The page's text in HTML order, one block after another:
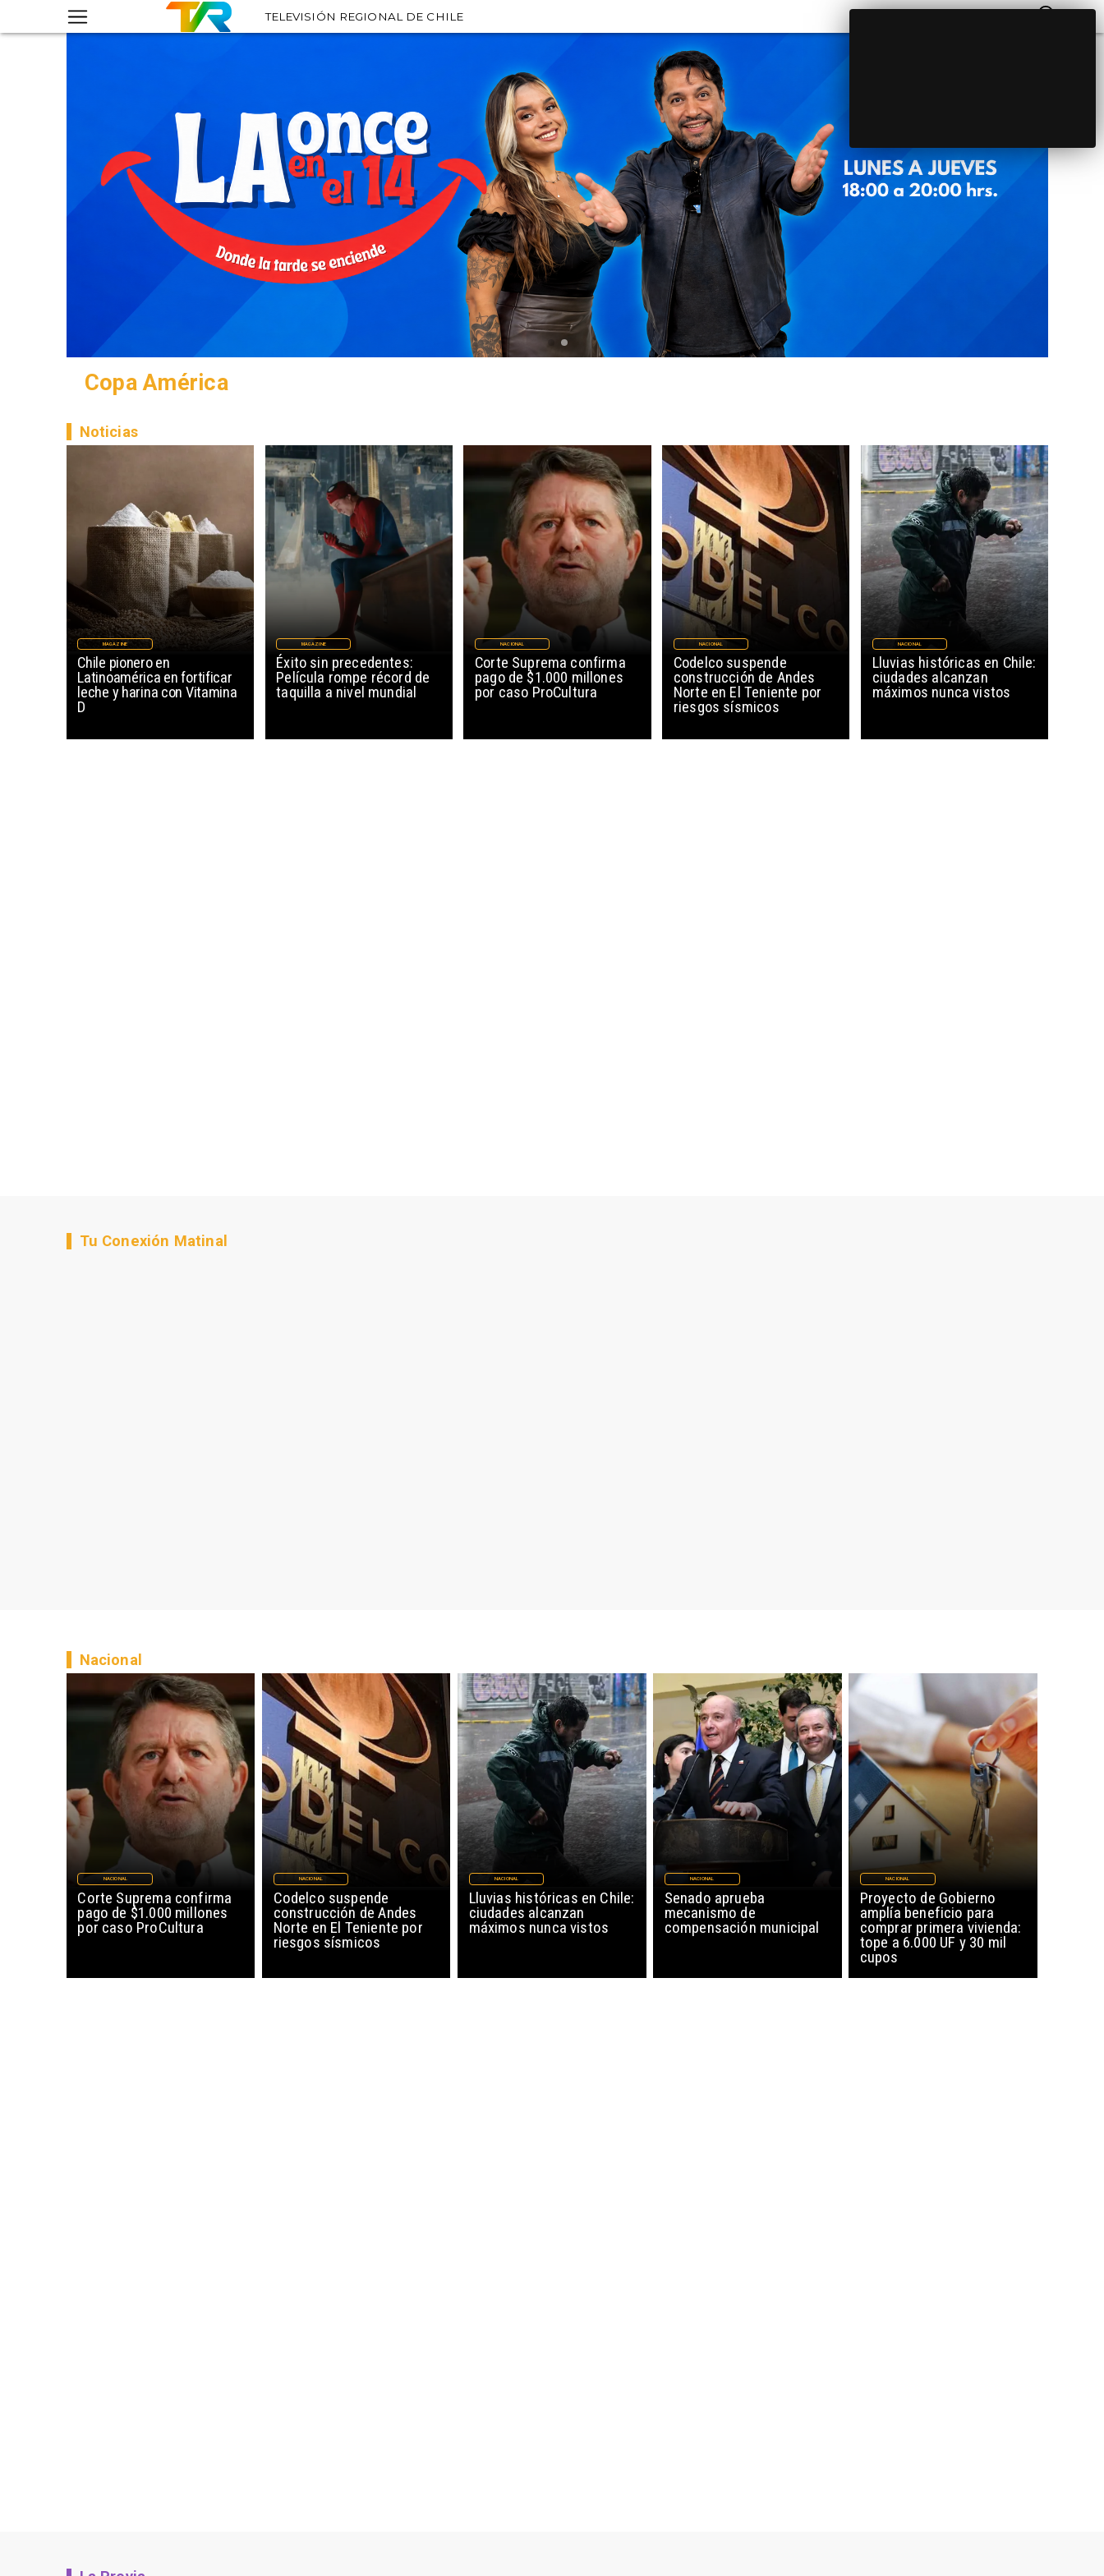
TELEVISIÓN REGIONAL DE CHILE
Copa América
Chile pionero en
Latinoamérica en fortificar
leche y harina con Vitamina
D
MAGAZINE
Noticias
Éxito sin precedentes:
Película rompe récord de
taquilla a nivel mundial
MAGAZINE
Corte Suprema confirma
pago de $1.000 millones
por caso ProCultura
NACIONAL
Codelco suspende
construcción de Andes
Norte en El Teniente por
riesgos sísmicos
NACIONAL
Lluvias históricas en Chile:
ciudades alcanzan
máximos nunca vistos
NACIONAL
Tu Conexión Matinal
Corte Suprema confirma
pago de $1.000 millones
por caso ProCultura
NACIONAL
Codelco suspende
construcción de Andes
Norte en El Teniente por
riesgos sísmicos
NACIONAL
Lluvias históricas en Chile:
ciudades alcanzan
máximos nunca vistos
NACIONAL
Senado aprueba
mecanismo de
compensación municipal
NACIONAL
Proyecto de Gobierno
amplía beneficio para
comprar primera vivienda:
tope a 6.000 UF y 30 mil
cupos
NACIONAL
Nacional